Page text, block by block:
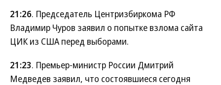
21:26. Председатель Центризбиркома РФ
Владимир Чуров заявил о попытке взлома сайта
ЦИК из США перед выборами.
21:23. Премьер-министр России Дмитрий
Медведев заявил, что состоявшиеся сегодня